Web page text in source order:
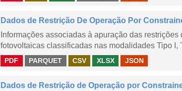
Dados de Restrição De Operação Por
Informações associadas à apuração das
fotovoltaicas classificadas nas modalidades Tipo I,
PDF PARQUET CSV XLSX JSON
Dados de Restrição de Operação por